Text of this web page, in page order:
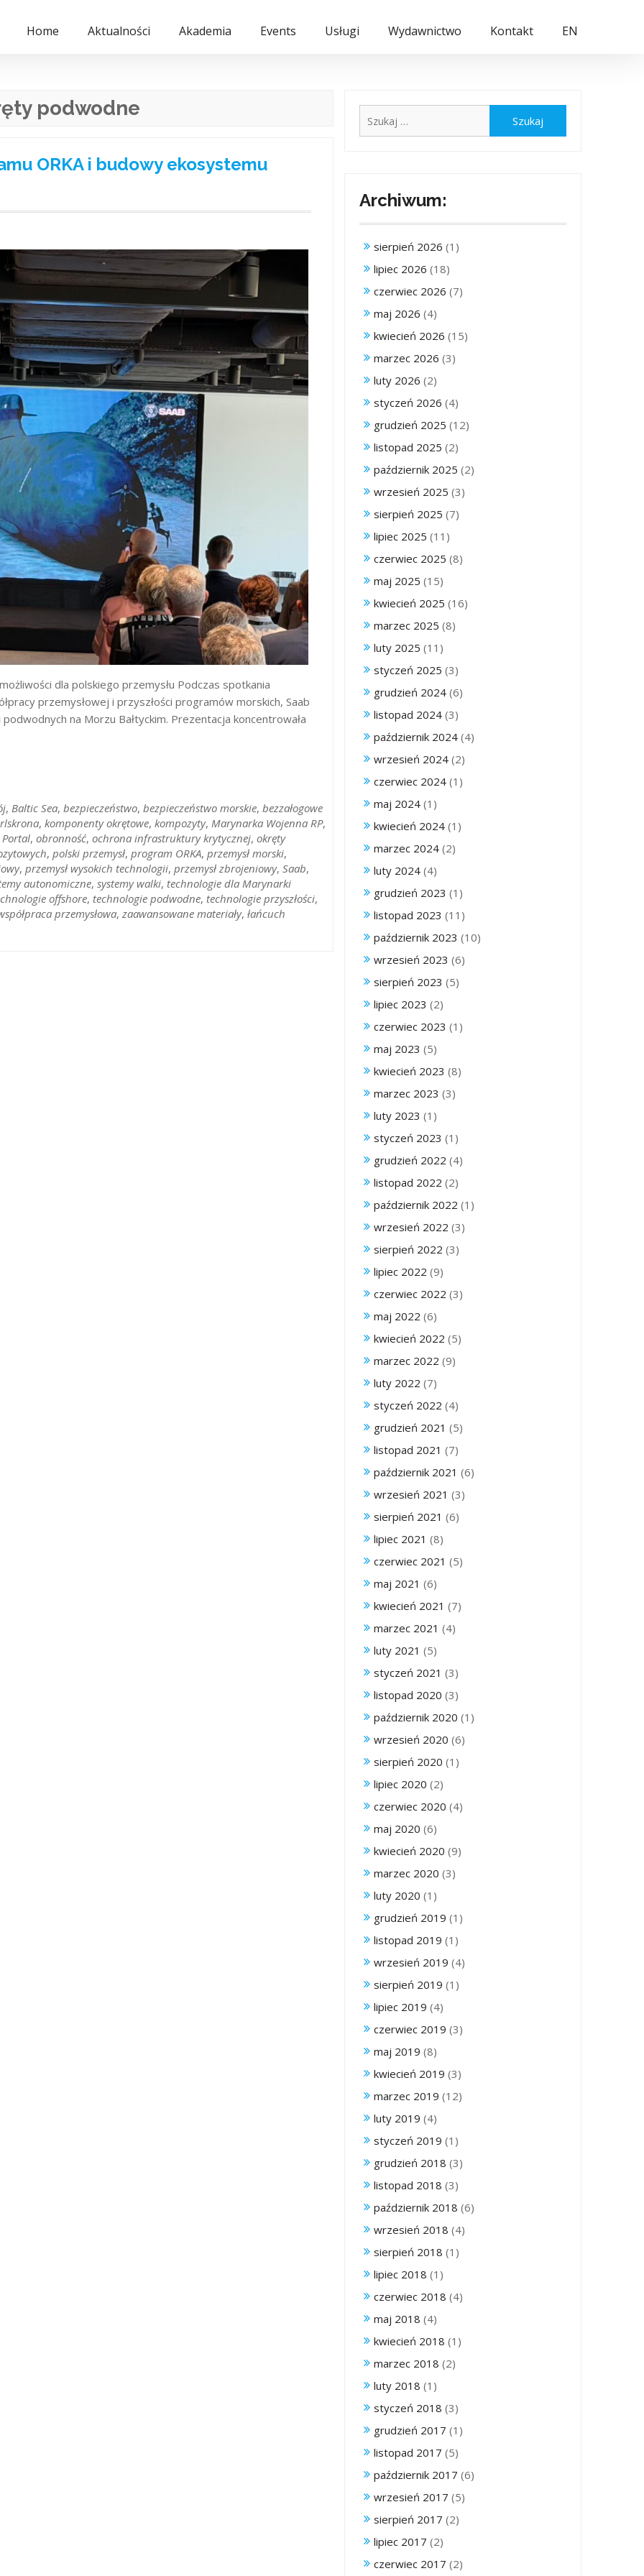
Home Aktualności Akademia Events Usługi Wydawnictwo Kontakt EN
podwodne
ORKA i budowy ekosystemu
dla polskiego przemysłu Podczas spotkania
przemysłowej i przyszłości programów morskich, Saab
na Morzu Bałtyckim. Prezentacja koncentrowała
, Baltic Sea, bezpieczeństwo, bezpieczeństwo morskie, bezzałogowe
, komponenty okrętowe, kompozyty, Marynarka Wojenna RP,
, obronność, ochrona infrastruktury krytycznej, okręty
, polski przemysł, program ORKA, przemysł morski,
, przemysł wysokich technologii, przemysł zbrojeniowy, Saab,
autonomiczne, systemy walki, technologie dla Marynarki
offshore, technologie podwodne, technologie przyszłości,
przemysłowa, zaawansowane materiały, łańcuch
Archiwum:
sierpień 2026 (1)
lipiec 2026 (18)
czerwiec 2026 (7)
maj 2026 (4)
kwiecień 2026 (15)
marzec 2026 (3)
luty 2026 (2)
styczeń 2026 (4)
grudzień 2025 (12)
listopad 2025 (2)
październik 2025 (2)
wrzesień 2025 (3)
sierpień 2025 (7)
lipiec 2025 (11)
czerwiec 2025 (8)
maj 2025 (15)
kwiecień 2025 (16)
marzec 2025 (8)
luty 2025 (11)
styczeń 2025 (3)
grudzień 2024 (6)
listopad 2024 (3)
październik 2024 (4)
wrzesień 2024 (2)
czerwiec 2024 (1)
maj 2024 (1)
kwiecień 2024 (1)
marzec 2024 (2)
luty 2024 (4)
grudzień 2023 (1)
listopad 2023 (11)
październik 2023 (10)
wrzesień 2023 (6)
sierpień 2023 (5)
lipiec 2023 (2)
czerwiec 2023 (1)
maj 2023 (5)
kwiecień 2023 (8)
marzec 2023 (3)
luty 2023 (1)
styczeń 2023 (1)
grudzień 2022 (4)
listopad 2022 (2)
październik 2022 (1)
wrzesień 2022 (3)
sierpień 2022 (3)
lipiec 2022 (9)
czerwiec 2022 (3)
maj 2022 (6)
kwiecień 2022 (5)
marzec 2022 (9)
luty 2022 (7)
styczeń 2022 (4)
grudzień 2021 (5)
listopad 2021 (7)
październik 2021 (6)
wrzesień 2021 (3)
sierpień 2021 (6)
lipiec 2021 (8)
czerwiec 2021 (5)
maj 2021 (6)
kwiecień 2021 (7)
marzec 2021 (4)
luty 2021 (5)
styczeń 2021 (3)
listopad 2020 (3)
październik 2020 (1)
wrzesień 2020 (6)
sierpień 2020 (1)
lipiec 2020 (2)
czerwiec 2020 (4)
maj 2020 (6)
kwiecień 2020 (9)
marzec 2020 (3)
luty 2020 (1)
grudzień 2019 (1)
listopad 2019 (1)
wrzesień 2019 (4)
sierpień 2019 (1)
lipiec 2019 (4)
czerwiec 2019 (3)
maj 2019 (8)
kwiecień 2019 (3)
marzec 2019 (12)
luty 2019 (4)
styczeń 2019 (1)
grudzień 2018 (3)
listopad 2018 (3)
październik 2018 (6)
wrzesień 2018 (4)
sierpień 2018 (1)
lipiec 2018 (1)
czerwiec 2018 (4)
maj 2018 (4)
kwiecień 2018 (1)
marzec 2018 (2)
luty 2018 (1)
styczeń 2018 (3)
grudzień 2017 (1)
listopad 2017 (5)
październik 2017 (6)
wrzesień 2017 (5)
sierpień 2017 (2)
lipiec 2017 (2)
czerwiec 2017 (2)